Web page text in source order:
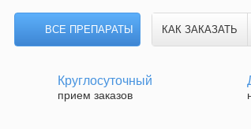
ВСЕ ПРЕПАРАТЫ КАК ЗАКАЗАТЬ
Круглосуточный
прием заказов